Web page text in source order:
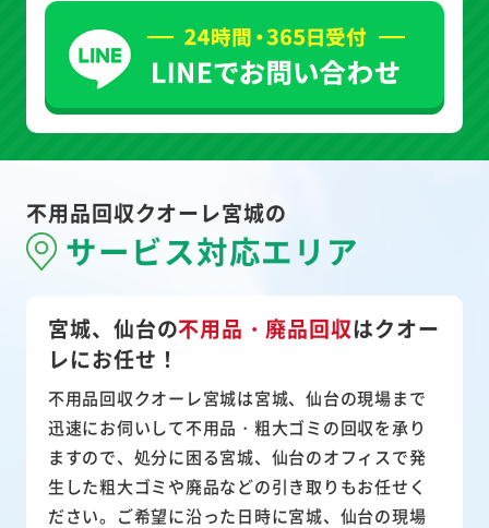
不用品回収クオーレ宮城の
サービス対応エリア
宮城、仙台の不用品・廃品回収はクオー
レにお任せ！
不用品回収クオーレ宮城は宮城、仙台の現場まで
迅速にお伺いして不用品・粗大ゴミの回収を承り
ますので、処分に困る宮城、仙台のオフィスで発
生した粗大ゴミや廃品などの引き取りもお任せく
ださい。ご希望に沿った日時に宮城、仙台の現場